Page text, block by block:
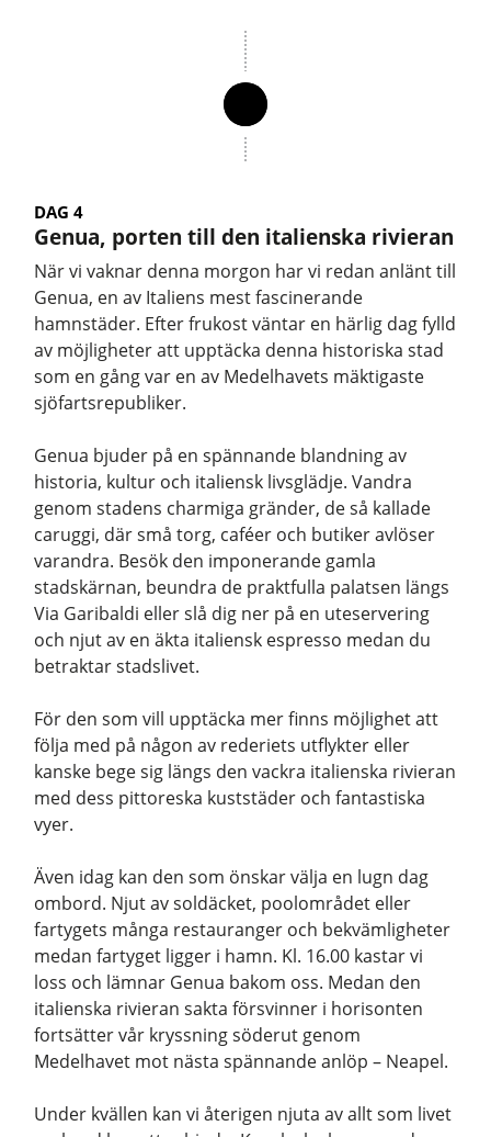
DAG 4
Genua, porten till den italienska rivieran
När vi vaknar denna morgon har vi redan anlänt till
Genua, en av Italiens mest fascinerande
hamnstäder. Efter frukost väntar en härlig dag fylld
av möjligheter att upptäcka denna historiska stad
som en gång var en av Medelhavets mäktigaste
sjöfartsrepubliker.
Genua bjuder på en spännande blandning av
historia, kultur och italiensk livsglädje. Vandra
genom stadens charmiga gränder, de så kallade
caruggi, där små torg, caféer och butiker avlöser
varandra. Besök den imponerande gamla
stadskärnan, beundra de praktfulla palatsen längs
Via Garibaldi eller slå dig ner på en uteservering
och njut av en äkta italiensk espresso medan du
betraktar stadslivet.
För den som vill upptäcka mer finns möjlighet att
följa med på någon av rederiets utflykter eller
kanske bege sig längs den vackra italienska rivieran
med dess pittoreska kuststäder och fantastiska
vyer.
Även idag kan den som önskar välja en lugn dag
ombord. Njut av soldäcket, poolområdet eller
fartygets många restauranger och bekvämligheter
medan fartyget ligger i hamn. Kl. 16.00 kastar vi
loss och lämnar Genua bakom oss. Medan den
italienska rivieran sakta försvinner i horisonten
fortsätter vår kryssning söderut genom
Medelhavet mot nästa spännande anlöp – Neapel.
Under kvällen kan vi återigen njuta av allt som livet